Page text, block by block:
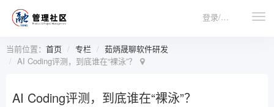
登录/注册
当前位置： 首页 专栏
茹炳晟聊软件研发
AI Coding评测，到底谁在“裸泳”？
AI Coding评测，到底谁在“裸泳”？